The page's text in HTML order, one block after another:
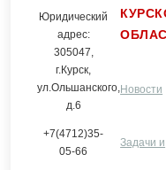
Юридический
адрес:
305047,
г.Курск,
ул.Ольшанского,
д.6
+7(4712)35-
05-66
Новости
Задачи и